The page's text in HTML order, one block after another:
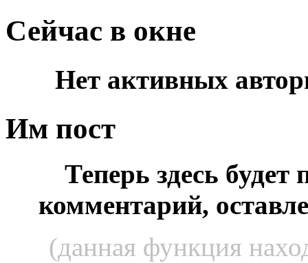
Сейчас в окне
Нет активных
Им пост
Теперь здесь будет
комментарий,
(данная функция